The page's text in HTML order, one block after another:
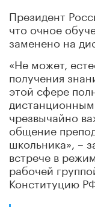
Президент
что очное
заменено на
«Не может,
получения
этой сфере
чрезвычайно
общение
школьника», –
встрече в
рабочей
Конституцию